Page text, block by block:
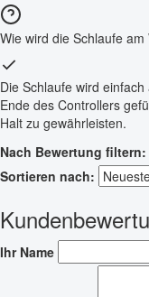
Wie wird die Schlaufe
Die Schlaufe wird
Ende des Controllers
Halt zu gewährleisten.
Nach Bewertung filtern:
Sortieren nach:
Ihr Name